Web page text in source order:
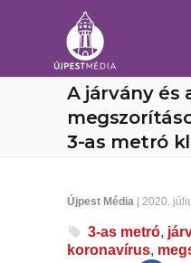
A járvány és
3-as metró
Újpest Média | 2020.
3-as metró,
koronavírus,